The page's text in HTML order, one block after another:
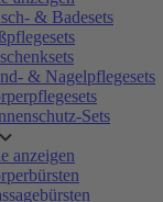
& Badesets
& Nagelpflegesets
Sets
anzeigen